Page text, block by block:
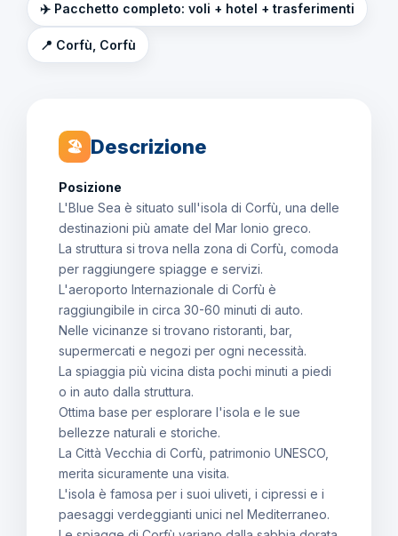
✈️ Pacchetto completo: voli + hotel + trasferimenti
📍 Corfù, Corfù
🏖 Descrizione
Posizione
L'Blue Sea è situato sull'isola di Corfù, una delle
destinazioni più amate del Mar Ionio greco.
La struttura si trova nella zona di Corfù, comoda
per raggiungere spiagge e servizi.
L'aeroporto Internazionale di Corfù è
raggiungibile in circa 30-60 minuti di auto.
Nelle vicinanze si trovano ristoranti, bar,
supermercati e negozi per ogni necessità.
La spiaggia più vicina dista pochi minuti a piedi
o in auto dalla struttura.
Ottima base per esplorare l'isola e le sue
bellezze naturali e storiche.
La Città Vecchia di Corfù, patrimonio UNESCO,
merita sicuramente una visita.
L'isola è famosa per i suoi uliveti, i cipressi e i
paesaggi verdeggianti unici nel Mediterraneo.